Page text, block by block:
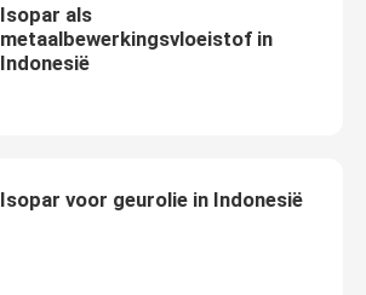
Isopar als
metaalbewerkingsvloeistof in
Indonesië
Isopar voor geurolie in Indonesië